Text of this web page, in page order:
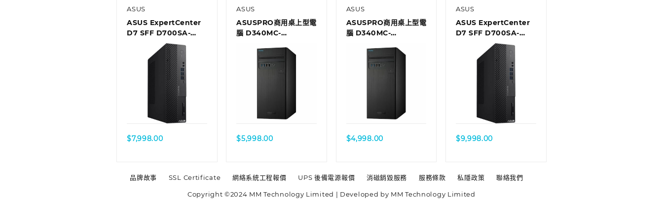
ASUS
ASUS ExpertCenter
D7 SFF D700SA-
510500010T Desktop
$7,998.00
ASUS
ASUSPRO商用桌上型電
腦 D340MC-
$5,998.00
ASUS
ASUSPRO商用桌上型電
腦 D340MC-
$4,998.00
ASUS
ASUS ExpertCenter
D7 SFF D700SA-
710700018T Desktop
$9,998.00
品牌故事 SSL Certificate 網絡系統工程報價 UPS 後備電源報價 消磁銷毀服務 服務條款 私隱政策 聯絡我們
Copyright ©2024 MM Technology Limited | Developed by MM Technology Limited